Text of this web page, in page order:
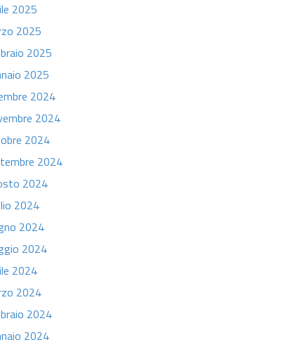
2025
2025
2025
2025
2024
2024
2024
2024
2024
2024
2024
2024
2024
2024
2024
2024